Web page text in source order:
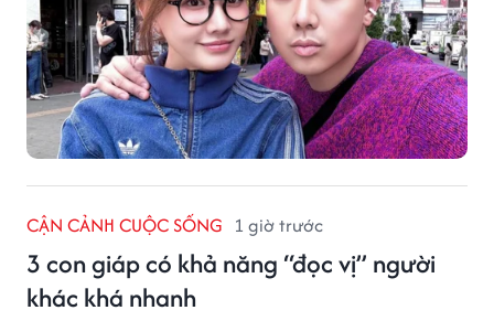
CẬN CẢNH CUỘC SỐNG 1 giờ trước
3 con giáp có khả năng “đọc vị” người
khác khá nhanh